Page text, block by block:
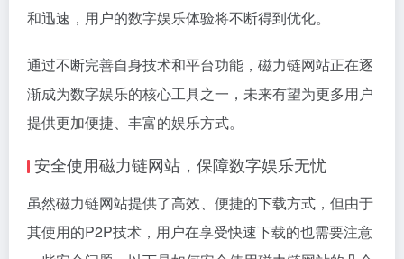
和迅速，用户的数字娱乐体验将不断得到优化。
通过不断完善自身技术和平台功能，磁力链网站正在逐
渐成为数字娱乐的核心工具之一，未来有望为更多用户
提供更加便捷、丰富的娱乐方式。
安全使用磁力链网站，保障数字娱乐无忧
虽然磁力链网站提供了高效、便捷的下载方式，但由于
其使用的P2P技术，用户在享受快速下载的也需要注意